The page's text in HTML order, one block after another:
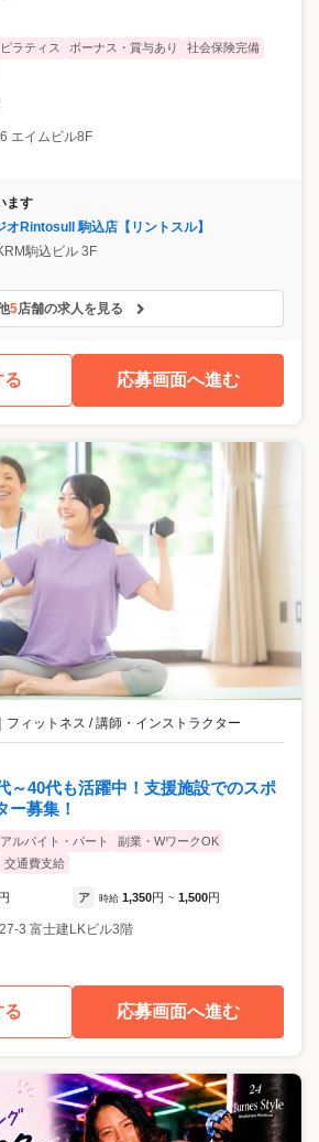
ピラティス ボーナス・賞与あり
社会保険完備
エイムビル8F
ます
オRintosull 駒込店【リントスル】
駒込ビル 3F
5店舗の求人を見る
る 応募画面へ進む
フィットネス / 講師・インストラクター
～40代も活躍中！支援施設でのスポ
ー募集！
アルバイト・パート
副業・WワークOK
交通費支給
ア 時給 1,350円 ~ 1,500円
3 富士建LKビル3階
る 応募画面へ進む